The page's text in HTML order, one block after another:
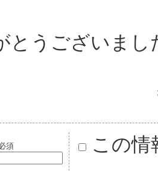
とうございまし
須 この情